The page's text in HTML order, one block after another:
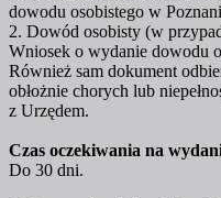
dowodu osobistego w
2. Dowód osobisty (w
Wniosek o wydanie dowodu
Również sam dokument
obłożnie chorych lub
z Urzędem.
Czas oczekiwania na
Do 30 dni.